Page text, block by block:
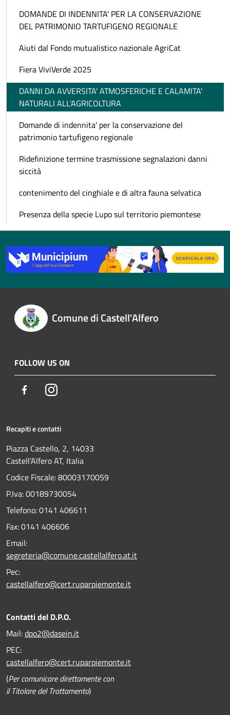
DOMANDE DI INDENNITA' PER LA CONSERVAZIONE
DEL PATRIMONIO TARTUFIGENO REGIONALE
Aiuti dal Fondo mutualistico nazionale AgriCat
Fiera ViviVerde 2025
DANNI DA AVVERSITA' ATMOSFERICHE E CALAMITA'
NATURALI ALL'AGRICOLTURA
Domande di indennita' per la conservazione del
patrimonio tartufigeno regionale
Ridefinizione termine trasmissione segnalazioni danni
siccità
contenimento del cinghiale e di altra fauna selvatica
Presenza della specie Lupo sul territorio piemontese
Comune di Castell'Alfero
FOLLOW US ON
FacebookInstagram
Recapiti e contatti
Piazza Castello, 2, 14033
Castell'Alfero AT, Italia
Codice Fiscale: 80003170059
P.Iva: 00189730054
Telefono:0141 406611
Fax:0141 406606
Email:
segreteria@comune.castellalfero.at.it
Pec:
castellalfero@cert.ruparpiemonte.it
Contatti del D.P.O.
Mail:dpo2@dasein.it
PEC:
castellalfero@cert.ruparpiemonte.it
(Per comunicare direttamente con
il Titolare del Trattamento)